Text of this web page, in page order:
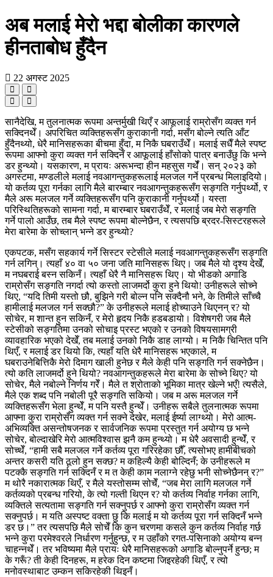
अब मलाई मेरो भद्दा बोलीका कारणले
हीनताबोध हुँदैन
22 अगस्ट 2025
सानैदेखि, म तुलनात्मक रूपमा अन्तर्मुखी थिएँ र आफूलाई राम्रोसँग व्यक्त गर्न
सक्दिनथेँ। अपरिचित व्यक्तिहरूसँग कुराकानी गर्दा, मसँग बोल्ने त्यति आँट
हुँदैनथ्यो, धेरै मानिसहरूका बीचमा हुँदा, म निकै घबराउँथेँ। मलाई सधैँ मैले स्पष्ट
रूपमा आफ्नो कुरा व्यक्त गर्न सक्दिनँ र आफूलाई हाँसोको पात्र बनाउँछु कि भन्‍ने
डर हुन्थ्यो। यसकारण, म प्रायः अरूभन्दा हीन महसुस गर्थेँ। सन् २०२३ को
अगस्टमा, मण्डलीले मलाई नवआगन्तुकहरूलाई मलजल गर्ने प्रबन्ध मिलाइदियो।
यो कर्तव्य पूरा गर्नका लागि मैले बारम्बार नवआगन्तुकहरूसँग सङ्गति गर्नुपर्थ्यो, र
मैले अरू मलजल गर्ने व्यक्तिहरूसँग पनि कुराकानी गर्नुपर्थ्यो। यस्ता
परिस्थितिहरूको सामना गर्दा, म बारम्बार घबराउँथेँ, र मलाई जब मेरो सङ्गति
गर्ने पालो आउँछ, तब मैले स्पष्ट रूपमा बोल्नेछैन, र त्यसपछि ब्रदर-सिस्टरहरूले
मेरा बारेमा के सोच्लान् भन्‍ने डर हुन्थ्यो?
एकपटक, मसँग सहकार्य गर्ने सिस्टर स्टेसीले मलाई नवआगन्तुकहरूसँग सङ्गति
गर्न लगिन्। त्यहाँ ४० वा ५० जना जति मानिसहरू थिए। जब मैले यो दृश्य देखेँ,
म नघबराई बस्न सकिनँ। त्यहाँ धेरै नै मानिसहरू थिए। यो भीडको अगाडि
राम्रोसँग सङ्गति नगर्दा त्यो कस्तो लाजमर्दो कुरा हुने थियो! उनीहरूले सोच्ने
थिए, “यदि तिमी यस्तो छौ, बुझिने गरी बोल्न पनि सक्दैनौ भने, के तिमीले साँच्चै
हामीलाई मलजल गर्न सक्छौ?” के उनीहरूले मलाई होच्याउने थिएनन् र? यो
सोचेर, म शान्त हुन सकिनँ, र मेरो हृदय निकै हडबडायो। विशेषगरी जब मैले
स्टेसीको सङ्गतिमा उनको सोचाइ प्रस्ट भएको र उनको विषयसामग्री
व्यावहारिक भएको देखेँ, तब मलाई उनको निकै डाह लाग्यो। म निकै चिन्तित पनि
थिएँ, र मलाई डर थियो कि, त्यहाँ यति धेरै मानिसहरू भएकाले, म
घबराउनेबित्तिकै मेरो दिमाग खाली हुनेछ र मैले केही पनि सङ्गति गर्न सक्नेछैन।
त्यो कति लाजमर्दो हुने थियो? नवआगन्तुकहरूले मेरा बारेमा के सोच्ने थिए? यो
सोचेर, मैले नबोल्ने निर्णय गरेँ। मैले त श्रोताको भूमिका मात्र खेल्ने भएँ! त्यसैले,
मैले एक शब्द पनि नबोली पूरै सङ्गति सकियो। जब म अरू मलजल गर्ने
व्यक्तिहरूसँग भेला हुन्थेँ, म पनि यस्तै हुन्थेँ। उनीहरू सबैले तुलनात्मक रूपमा
आफ्ना कुरा राम्रोसँग व्यक्त गर्न सक्ने देखेर, मलाई ईर्ष्या लाग्थ्यो। मेरो आत्म-
अभिव्यक्ति असन्तोषजनक र सार्वजनिक रूपमा प्रस्तुत गर्न अयोग्य छ भन्‍ने
सोचेर, बोल्दाखेरि मेरो आत्मविश्‍वास झनै कम हुन्थ्यो। म धेरै अवसादी हुन्थेँ, र
सोच्थेँ, “हामी सबै मलजल गर्ने कर्तव्य पूरा गरिरहेका छौँ, त्यसोभए हामीबीचको
अन्तर कसरी यति ठूलो हुन सक्छ? म कहिल्यै केही बोल्दिनँ; के उनीहरूले म
पटक्कै सङ्गति गर्न सक्दिनँ र म त केही काम नलाग्ने रहेछु भनी सोच्नेछैनन् र?”
म थोरै नकारात्मक थिएँ, र मैले यस्तोसम्म सोचेँ, “जब मेरा लागि मलजल गर्ने
कर्तव्यको प्रबन्ध गरियो, के त्यो गल्ती थिएन र? यो कर्तव्य निर्वाह गर्नका लागि,
व्यक्तिले सत्यतामा सङ्गति गर्न सक्नुपर्छ र आफ्नो कुरा राम्रोसँग व्यक्त गर्न
सक्नुपर्छ। म यति अस्पष्ट वक्ता छु कि मलाई म यो कर्तव्य पूरा गर्न सक्दिनँ भन्‍ने
डर छ।” तर त्यसपछि मैले सोचेँ कि कुन चरणमा कसले कुन कर्तव्य निर्वाह गर्छ
भन्‍ने कुरा परमेश्‍वरले निर्धारण गर्नुहुन्छ, र म उहाँको रगत-पसिनाको अयोग्य बन्न
चाहन्नथेँ। तर भविष्यमा मैले प्रायः धेरै मानिसहरूको अगाडि बोल्नुपर्ने हुन्छ; म
के गरूँ? ती केही दिनहरू, म हरेक दिन कष्टमा जिइरहेकी थिएँ, र त्यो
मनोवस्थाबाट उम्कन सकिरहेकी थिइनँ।